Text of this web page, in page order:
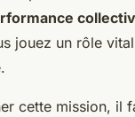
jouez un rôle
cette mission, il